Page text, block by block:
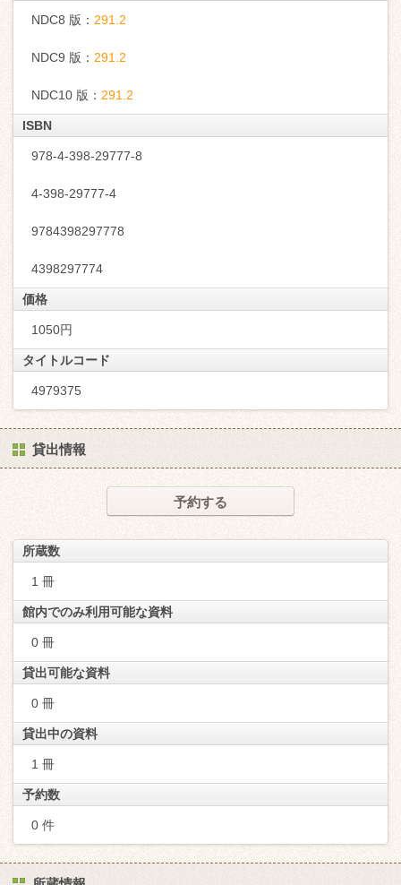
NDC8 版： 291.2
NDC9 版： 291.2
NDC10 版： 291.2
ISBN
978-4-398-29777-8
4-398-29777-4
9784398297778
4398297774
価格
1050円
タイトルコード
4979375
貸出情報
予約する
所蔵数
1 冊
館内でのみ利用可能な資料
0 冊
貸出可能な資料
0 冊
貸出中の資料
1 冊
予約数
0 件